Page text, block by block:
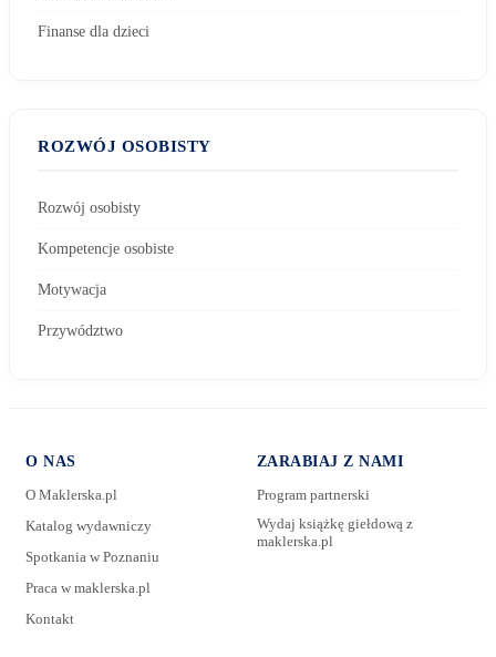
Finanse dla dzieci
ROZWÓJ OSOBISTY
Rozwój osobisty
Kompetencje osobiste
Motywacja
Przywództwo
O NAS
O Maklerska.pl
Katalog wydawniczy
Spotkania w Poznaniu
Praca w maklerska.pl
Kontakt
ZARABIAJ Z NAMI
Program partnerski
Wydaj książkę giełdową z
maklerska.pl
E-mail: